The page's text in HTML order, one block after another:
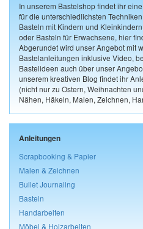
In unserem Bastelshop findet ihr
für die unterschiedlichsten
Basteln mit Kindern und
oder Basteln für Erwachsene, hier
Abgerundet wird unser Angebot mit
Bastelanleitungen inklusive Video,
Bastelideen auch über unser
unserem kreativen Blog findet ihr
(nicht nur zu Ostern, Weihnachten
Nähen, Häkeln, Malen, Zeichnen,
Anleitungen
Scrapbooking & Papier
Malen & Zeichnen
Bullet Journaling
Basteln
Handarbeiten
Möbel & Holzarbeiten